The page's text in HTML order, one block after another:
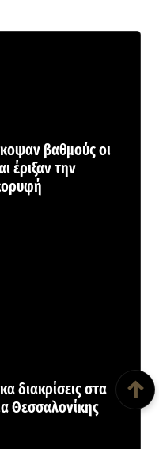
βαθμούς οι
έριξαν την
διακρίσεις στα
Θεσσαλονίκης
↑